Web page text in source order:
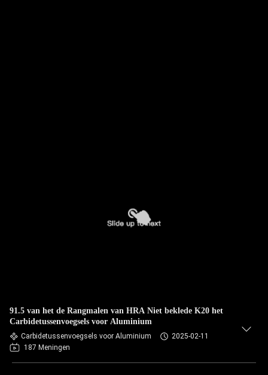
91.5 van het de Rangmalen van HRA Niet beklede K20 het
Carbidetussenvoegsels voor Aluminium
Carbidetussenvoegsels voor Aluminium
2025-02-11
187 Meningen